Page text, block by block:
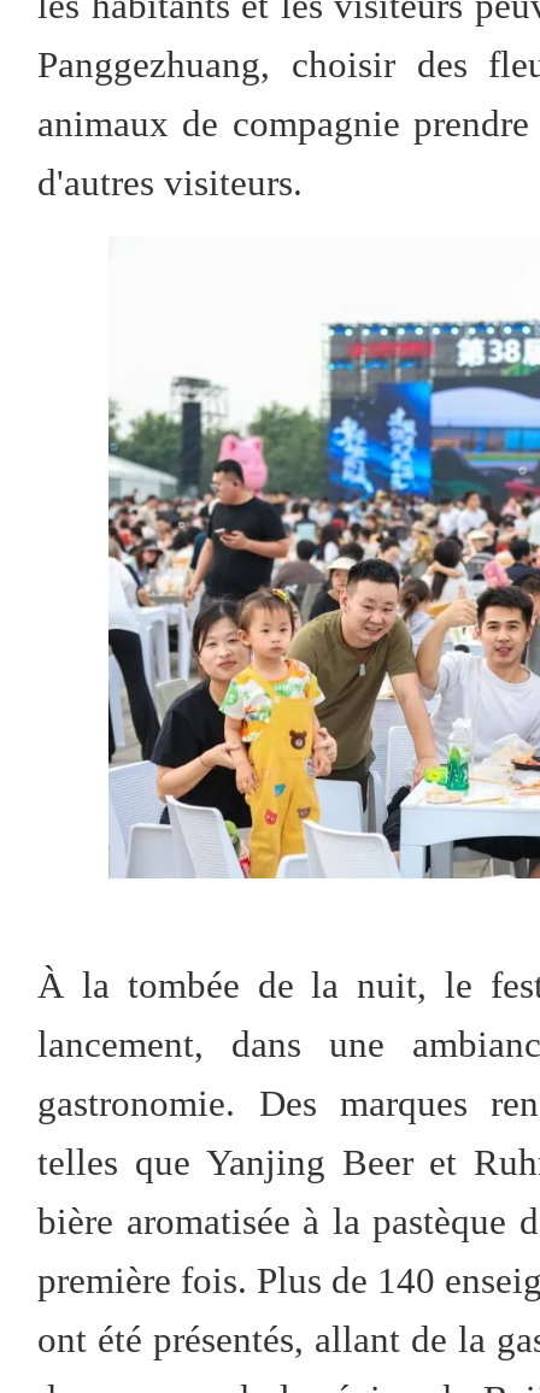
Panggezhuang, choisir des
animaux de compagnie
d'autres visiteurs.
À la tombée de la nuit, le
lancement, dans une
gastronomie. Des marques
telles que Yanjing Beer et
bière aromatisée à la pastèque
première fois. Plus de 140
ont été présentés, allant de la